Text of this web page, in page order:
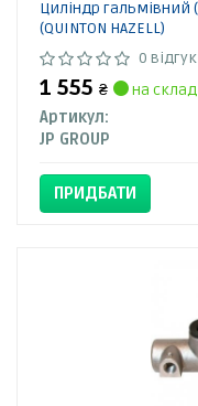
Циліндр гальмівний
(QUINTON HAZELL)
0
1 555 ₴
на
Артикул:
JP GROUP
ПРИДБАТИ